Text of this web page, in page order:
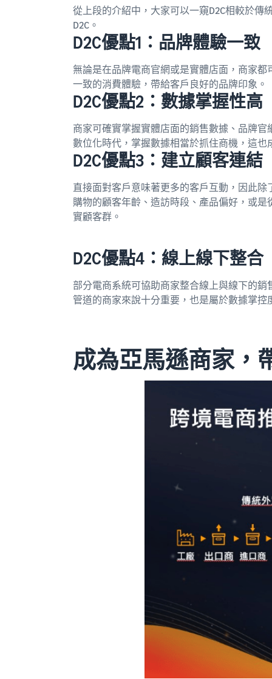
從上段的介紹中，大家可以一窺D2C相較於傳
D2C。
D2C優點1：品牌體驗一致
無論是在品牌電商官網或是實體店面，商家
一致的消費體驗，帶給客戶良好的品牌印象。
D2C優點2：數據掌握性高
商家可確實掌握實體店面的銷售數據、品牌
數位化時代，掌握數據相當於抓住商機，這也
D2C優點3：建立顧客連結
直接面對客戶意味著更多的客戶互動，因此
購物的顧客年齡、造訪時段、產品偏好，或
實顧客群。
D2C優點4：線上線下整合
部分電商系統可協助商家整合線上與線下的
管道的商家來說十分重要，也是屬於數據掌
成為亞馬遜商家，